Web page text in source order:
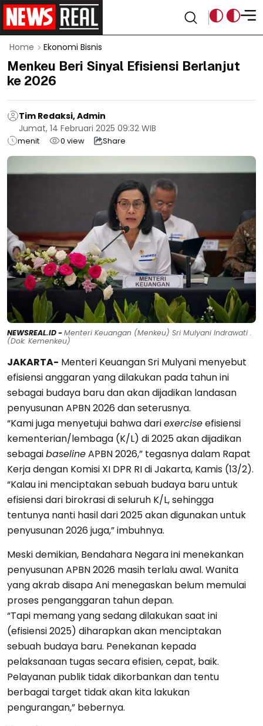
Home Ekonomi Bisnis
Menkeu Beri Sinyal Efisiensi Berlanjut
ke 2026
Tim Redaksi, Admin
Jumat, 14 Februari 2025 09:32 WIB
menit 0 view Share
NEWSREAL.ID -Menteri Keuangan (Menkeu) Sri Mulyani Indrawati .
(Dok: Kemenkeu)
JAKARTA- Menteri Keuangan Sri Mulyani menyebut
efisiensi anggaran yang dilakukan pada tahun ini
sebagai budaya baru dan akan dijadikan landasan
penyusunan APBN 2026 dan seterusnya.
“Kami juga menyetujui bahwa dariexerciseefisiensi
kementerian/lembaga (K/L) di 2025 akan dijadikan
sebagaibaselineAPBN 2026,” tegasnya dalam Rapat
Kerja dengan Komisi XI DPR RI di Jakarta, Kamis (13/2).
“Kalau ini menciptakan sebuah budaya baru untuk
efisiensi dari birokrasi di seluruh K/L, sehingga
tentunya nanti hasil dari 2025 akan digunakan untuk
penyusunan 2026 juga,” imbuhnya.
Meski demikian, Bendahara Negara ini menekankan
penyusunan APBN 2026 masih terlalu awal. Wanita
yang akrab disapa Ani menegaskan belum memulai
proses penganggaran tahun depan.
“Tapi memang yang sedang dilakukan saat ini
(efisiensi 2025) diharapkan akan menciptakan
sebuah budaya baru. Penekanan kepada
pelaksanaan tugas secara efisien, cepat, baik.
Pelayanan publik tidak dikorbankan dan tentu
berbagai target tidak akan kita lakukan
pengurangan,” bebernya.